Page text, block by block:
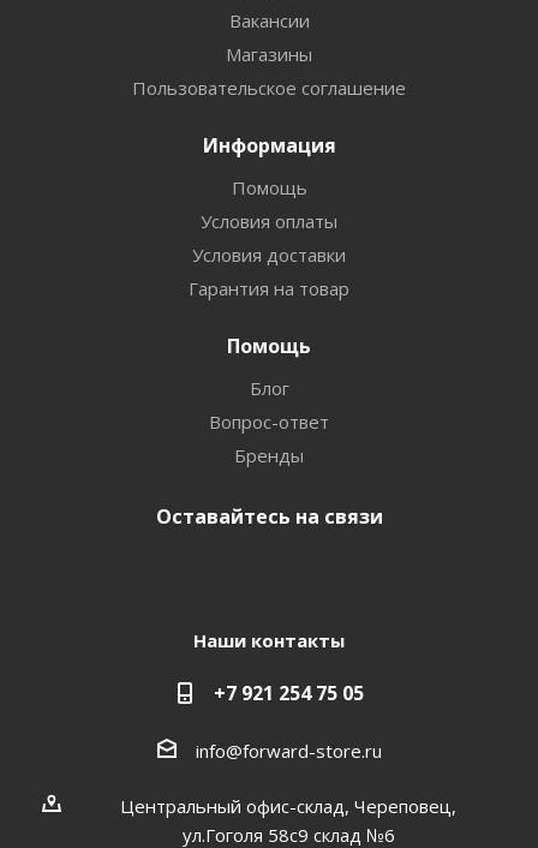
Вакансии
Магазины
Пользовательское соглашение
Информация
Помощь
Условия оплаты
Условия доставки
Гарантия на товар
Помощь
Блог
Вопрос-ответ
Бренды
Оставайтесь на связи
Наши контакты
+7 921 254 75 05
info@forward-store.ru
Центральный офис-склад, Череповец,
ул.Гоголя 58с9 склад №6